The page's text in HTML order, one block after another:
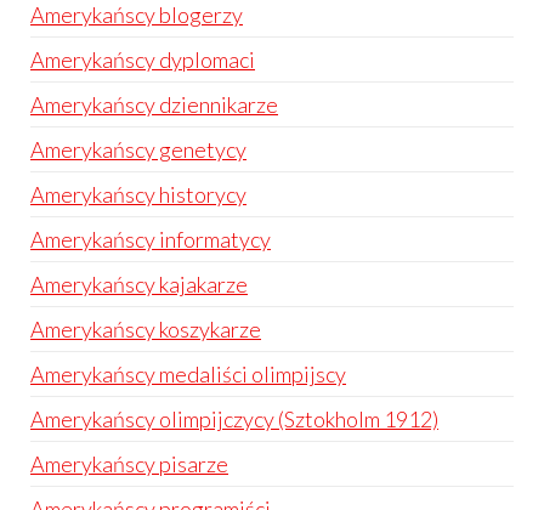
Amerykańscy blogerzy
Amerykańscy dyplomaci
Amerykańscy dziennikarze
Amerykańscy genetycy
Amerykańscy historycy
Amerykańscy informatycy
Amerykańscy kajakarze
Amerykańscy koszykarze
Amerykańscy medaliści olimpijscy
Amerykańscy olimpijczycy (Sztokholm 1912)
Amerykańscy pisarze